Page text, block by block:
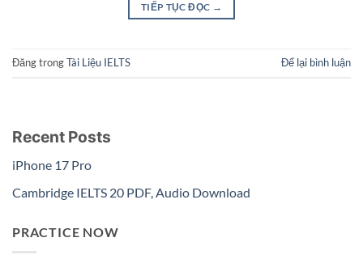
TIẾP TỤC ĐỌC →
Đăng trongTài Liệu IELTS Để lại bình luận
Recent Posts
iPhone 17 Pro
Cambridge IELTS 20 PDF, Audio Download
PRACTICE NOW